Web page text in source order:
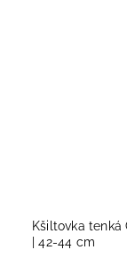
Kšiltovka
| 42-44 cm